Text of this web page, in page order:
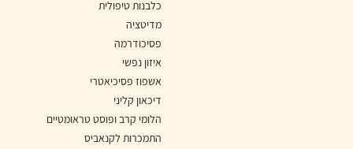
כלבנות טיפולית
מדיטציה
פסיכודרמה
איזון נפשי
אשפוז פסיכיאטרי
דיכאון קליני
הלומי קרב ופוסט טראומטיים
התמכרות לקנאביס